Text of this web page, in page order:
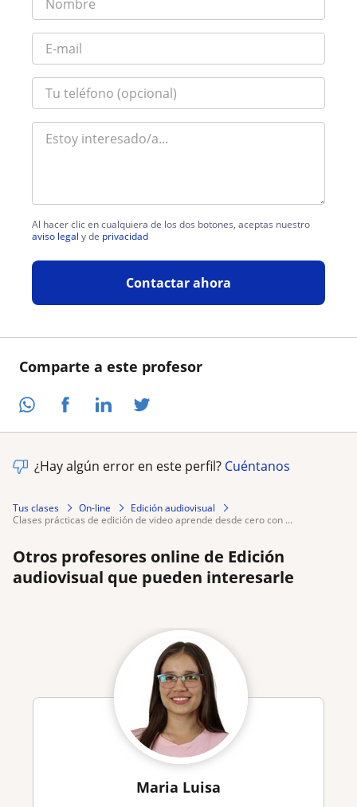
Comparte a este profesor
Al hacer clic en cualquiera de los dos botones, aceptas nuestro
aviso legal y de privacidad
Contactar ahora
¿Hay algún error en este perfil? Cuéntanos
Tus clases On-line
Edición audiovisual
clases prácticas de edición de video aprende desde cero con ...
Otros profesores online de Edición
audiovisual que pueden interesarle
Maria Luisa